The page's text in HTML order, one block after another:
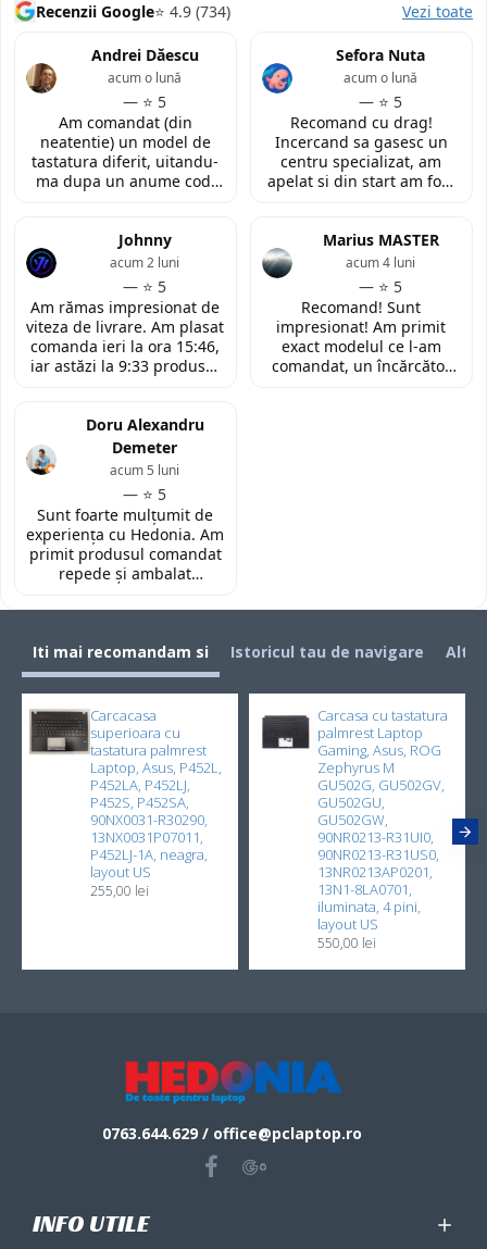
Recenzii Google⭐ 4.9 (734) Vezi toate
Andrei Dăescu
— ⭐ 5
acum o lună
Am comandat (din
neatentie) un model de
tastatura diferit, uitandu-
ma dupa un anume cod.
contactat in urma cererii
de retur si mi-au oferit
modelul potrivit de
tastatura pentru repararea
laptopului. Nu am ce
reprosa! Serviciu prompt si
de incredere!
Sefora Nuta
— ⭐ 5
acum o lună
Recomand cu drag!
Incercand sa gasesc un
centru specializat, am
apelat si din start am fost
fata locului, am fost placut
impresionata de
amabilitatea si priceperea
personalului. Multumesc
tare mult pentru ajutorul
oferit!
Johnny
— ⭐ 5
acum 2 luni
Am rămas impresionat de
viteza de livrare. Am plasat
comanda ieri la ora 15:46,
iar astăzi la 9:33 produsul
exact conform descrierii,
ambalată corespunzător și
la un preț foarte
toată încrederea!
Marius MASTER
— ⭐ 5
acum 4 luni
Recomand! Sunt
impresionat! Am primit
exact modelul ce l-am
comandat, un încărcător
Doru Alexandru
Demeter
— ⭐ 5
acum 5 luni
Sunt foarte mulțumit de
experiența cu Hedonia. Am
primit produsul comandat
repede și ambalat
fost foarte bun față de alte
Iti mai recomandam si
Istoricul tau de navigare Alti
Carcacasa
superioara cu
tastatura palmrest
Laptop, Asus, P452L,
P452LA, P452LJ,
P452S, P452SA,
90NX0031-R30290,
13NX0031P07011,
P452LJ-1A, neagra,
layout US
255,00 lei
Carcasa cu tastatura
palmrest Laptop
Gaming, Asus, ROG
Zephyrus M
GU502G, GU502GV,
GU502GU,
GU502GW,
90NR0213-R31UI0,
90NR0213-R31US0,
13NR0213AP0201,
13N1-8LA0701,
iluminata, 4 pini,
layout US
550,00 lei
0763.644.629 / office@pclaptop.ro
INFO UTILE